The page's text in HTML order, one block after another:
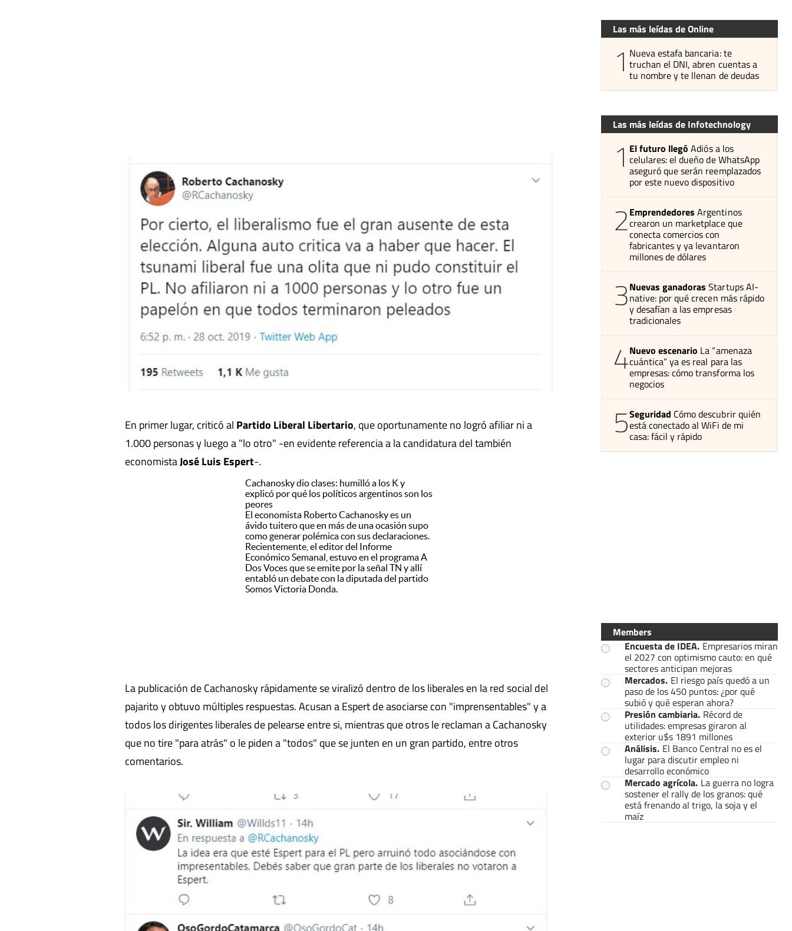
En primer lugar, criticó al Partido Liberal Libertario, que oportunamente no logró afiliar ni a
1.000 personas y luego a "lo otro" -en evidente referencia a la candidatura del también
economistaJosé Luis Espert-.
Cachanosky dio clases: humilló a los K y
explicó por qué los políticos argentinos son los
peores
El economista Roberto Cachanosky es un
ávido tuitero que en más de una ocasión supo
como generar polémica con sus declaraciones.
Recientemente, el editor del Informe
Económico Semanal, estuvo en el programa A
Dos Voces que se emite por la señal TN y allí
entabló un debate con la diputada del partido
Somos Victoria Donda.
La publicación de Cachanosky rápidamente se viralizó dentro de los liberales en la red social del
pajarito y obtuvo múltiples respuestas. Acusan a Espert de asociarse con "imprensentables" y a
todos los dirigentes liberales de pelearse entre si, mientras que otros le reclaman a Cachanosky
que no tire "para atrás" o le piden a "todos" que se junten en un gran partido, entre otros
comentarios.
Las más leídas de Online
1 Nueva estafa bancaria: te
truchan el DNI, abren cuentas a
tu nombre y te llenan de deudas
Las más leídas de Infotechnology
1 El futuro llegó Adiós a los
celulares: el dueño de WhatsApp
aseguró que serán reemplazados
por este nuevo dispositivo
2Emprendedores Argentinos
crearon un marketplace que
conecta comercios con
fabricantes y ya levantaron
millones de dólares
3Nuevas ganadoras Startups AI-
native: por qué crecen más rápido
y desafían a las empresas
tradicionales
4Nuevo escenario La “amenaza
cuántica” ya es real para las
empresas: cómo transforma los
negocios
5Seguridad Cómo descubrir quién
está conectado al WiFi de mi
casa: fácil y rápido
Members
Encuesta de IDEA. Empresarios miran
el 2027 con optimismo cauto: en qué
sectores anticipan mejoras
Mercados. El riesgo país quedó a un
paso de los 450 puntos: ¿por qué
subió y qué esperan ahora?
Presión cambiaria. Récord de
utilidades: empresas giraron al
exterior u$s 1891 millones
Análisis. El Banco Central no es el
lugar para discutir empleo ni
desarrollo económico
Mercado agrícola. La guerra no logra
sostener el rally de los granos: qué
está frenando al trigo, la soja y el
maíz